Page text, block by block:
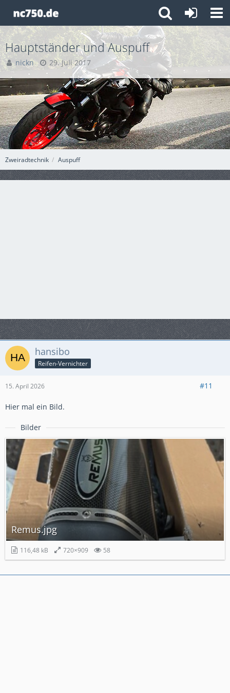
Zweiradtechnik Auspuff
Hauptständer und Auspuff
nickn 29. Juli 2017
hansibo
Reifen-Vernichter
15. April 2026 #11
Hier mal ein Bild.
Bilder
Remus.jpg
116,48 kB 720×909 58